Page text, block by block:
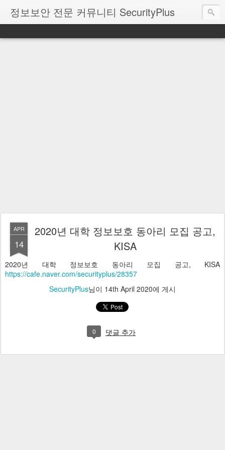
정보보안 전문 커뮤니티 SecurityPlus
APR
14
2020년 대학 정보보호 동아리 모집 공고,
KISA
2020년 대학 정보보호 동아리 모집 공고, KISA
https://cafe.naver.com/securityplus/28357
SecurityPlus님이 14th April 2020에 게시
0 댓글 추가